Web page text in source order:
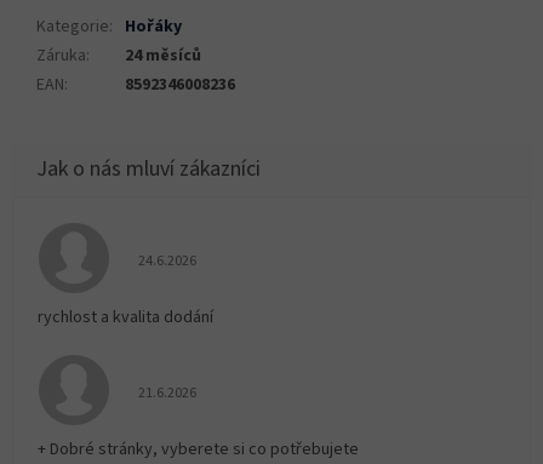
Kategorie: Hořáky
Záruka:
24 měsíců
EAN: 8592346008236
Hodnocení obchodu je 5 z 5 hvězdiček.
24.6.2026
rychlost a kvalita dodání
Hodnocení obchodu je 5 z 5 hvězdiček.
21.6.2026
+ Dobré stránky, vyberete si co potřebujete